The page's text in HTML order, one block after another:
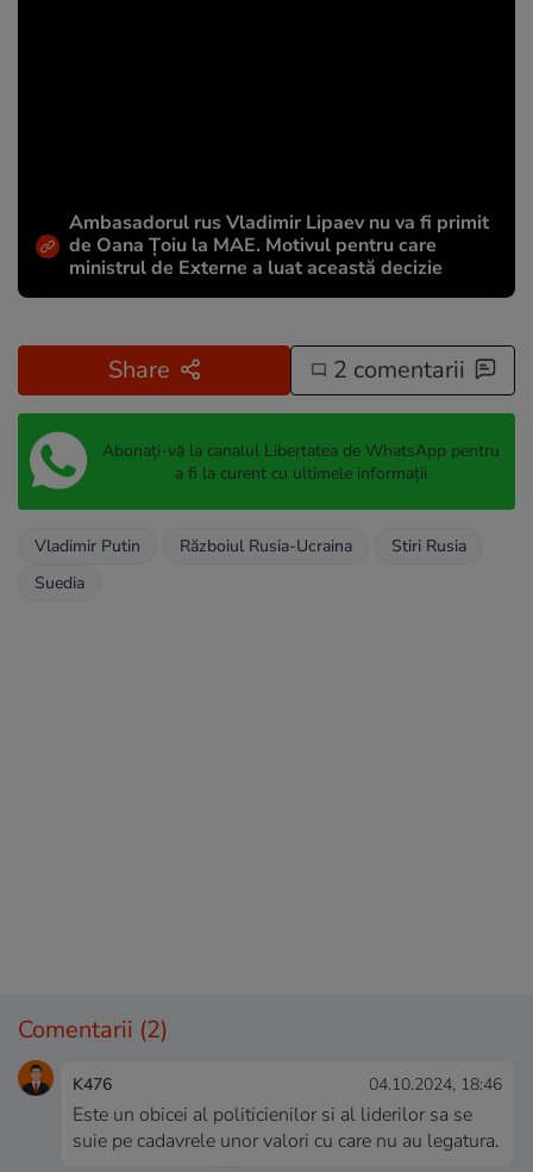
Ambasadorul rus Vladimir Lipaev nu va fi primit
de Oana Țoiu la MAE. Motivul pentru care
ministrul de Externe a luat această decizie
Share 2 comentarii
Abonați-vă la canalul Libertatea de WhatsApp pentru
a fi la curent cu ultimele informații
Vladimir Putin Războiul Rusia-Ucraina
Stiri Rusia
Suedia
Comentarii (2)
K476 04.10.2024, 18:46
Este un obicei al politicienilor si al liderilor sa se
suie pe cadavrele unor valori cu care nu au legatura.